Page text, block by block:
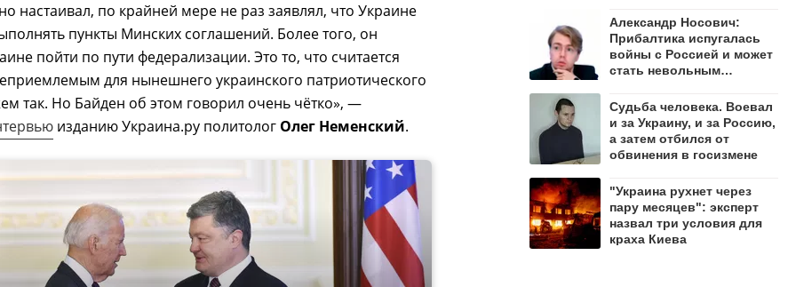
настаивал, по крайней мере не раз заявлял, что Украине
пункты Минских соглашений. Более того, он
пойти по пути федерализации. Это то, что считается
для нынешнего украинского патриотического
так. Но Байден об этом говорил очень чётко», —
изданию Украина.ру политолог Олег Неменский.
Александр Носович:
Прибалтика испугалась
войны с Россией и может
стать невольным
Судьба человека. Воевал
и за Украину, и за Россию,
а затем отбился от
обвинения в госизмене
"Украина рухнет через
пару месяцев": эксперт
назвал три условия для
краха Киева